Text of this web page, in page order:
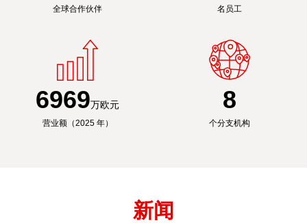
全球合作伙伴 名员工
6992万欧元
营业额（2025 年）
8
个分支机构
新闻